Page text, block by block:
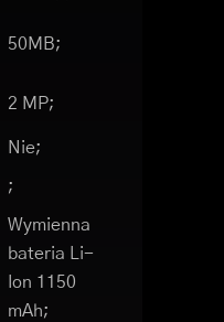
50MB;
2 MP;
Nie;
;
Wymienna
bateria Li-
Ion 1150
mAh;